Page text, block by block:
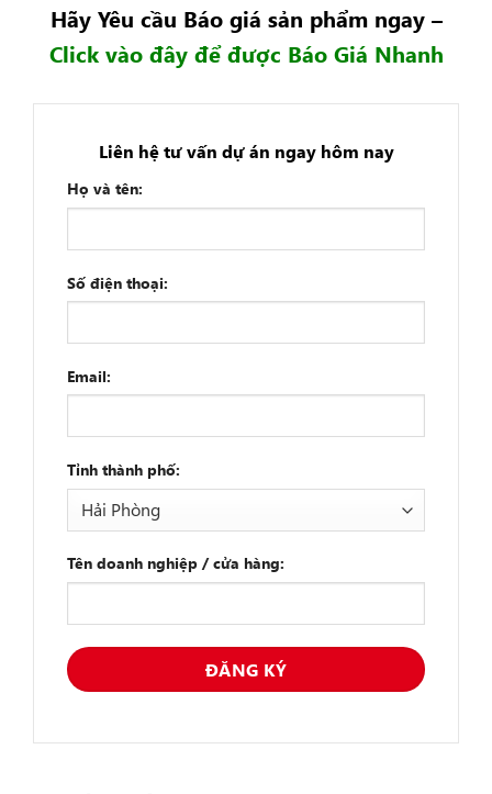
Hãy Yêu cầu Báo giá sản phẩm ngay –
Click vào đây để được Báo Giá Nhanh
Liên hệ tư vấn dự án ngay hôm nay
Họ và tên:
Số điện thoại:
Email:
Tỉnh thành phố:
Tên doanh nghiệp / cửa hàng: